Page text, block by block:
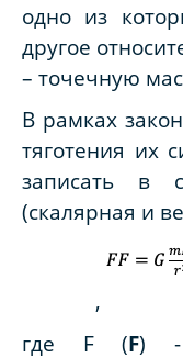
одно из
другое
– точечную
В рамках
тяготения их
записать в
(скалярная и
,
где F(F) -